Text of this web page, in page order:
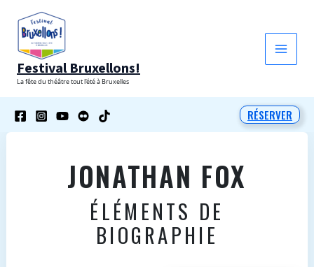
contenu
Festival Bruxellons!
La fête du théâtre tout l'été à Bruxelles
RÉSERVER
JONATHAN FOX
ÉLÉMENTS DE
BIOGRAPHIE